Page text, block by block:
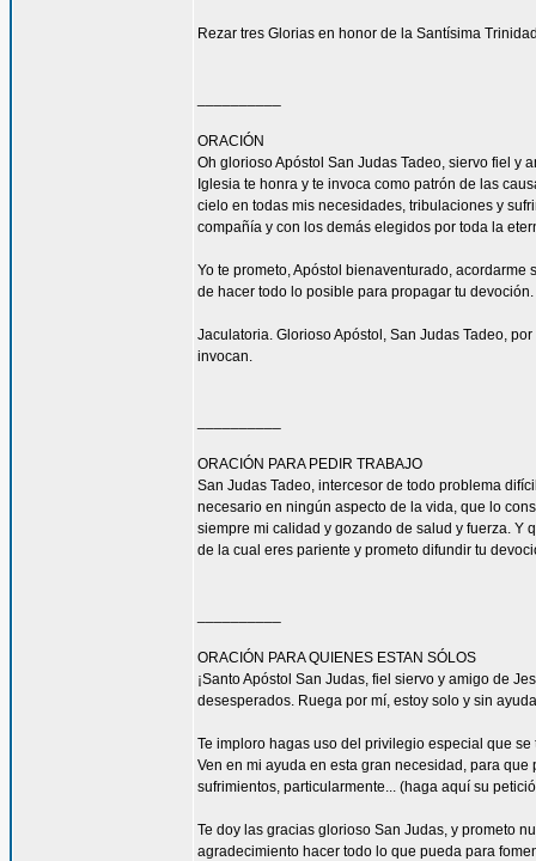
Rezar tres Glorias en honor de la Santísima
ORACIÓN
Oh glorioso Apóstol San Judas Tadeo, siervo fiel y
Iglesia te honra y te invoca como patrón de las
cielo en todas mis necesidades, tribulaciones y
compañía y con los demás elegidos por toda la
Yo te prometo, Apóstol bienaventurado,
de hacer todo lo posible para propagar tu devoción.
Jaculatoria. Glorioso Apóstol, San Judas Tadeo,
invocan.
ORACIÓN PARA PEDIR TRABAJO
San Judas Tadeo, intercesor de todo problema
necesario en ningún aspecto de la vida, que lo
siempre mi calidad y gozando de salud y fuerza. Y
de la cual eres pariente y prometo difundir tu
ORACIÓN PARA QUIENES ESTAN SÓLOS
¡Santo Apóstol San Judas, fiel siervo y amigo de
desesperados. Ruega por mí, estoy solo y sin
Te imploro hagas uso del privilegio especial que
Ven en mi ayuda en esta gran necesidad, para
sufrimientos, particularmente... (haga aquí su
Te doy las gracias glorioso San Judas, y prometo
agradecimiento hacer todo lo que pueda para